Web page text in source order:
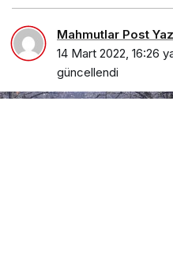
Mahmutlar Post
14 Mart 2022, 16:26
güncellendi